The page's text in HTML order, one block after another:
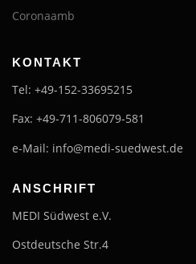
Coronaamb
KONTAKT
Tel: +49-152-33695215
Fax: +49-711-806079-581
e-Mail: info@medi-suedwest.de
ANSCHRIFT
MEDI Südwest e.V.
Ostdeutsche Str.4